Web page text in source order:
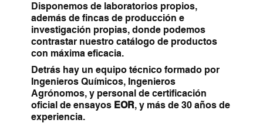
Disponemos de laboratorios propios,
además de fincas de producción e
investigación propias, donde podemos
contrastar nuestro catálogo de productos
con máxima eficacia.
Detrás hay un equipo técnico formado por
Ingenieros Químicos, Ingenieros
Agrónomos, y personal de certificación
oficial de ensayos EOR, y más de 30 años de
experiencia.